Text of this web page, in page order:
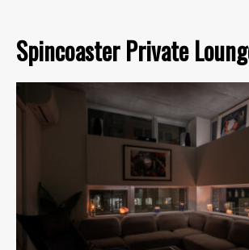
Spincoaster Private